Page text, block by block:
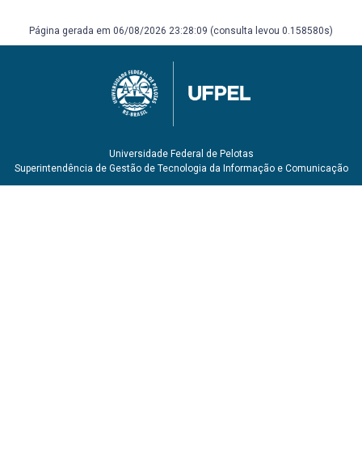
Página gerada em 06/08/2026 23:28:09 (consulta levou 0.158580s)
Universidade Federal de Pelotas
Superintendência de Gestão de Tecnologia da Informação e Comunicação